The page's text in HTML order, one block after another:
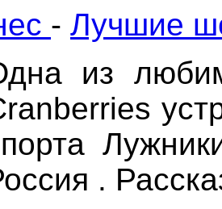
- Лучшие
из
.